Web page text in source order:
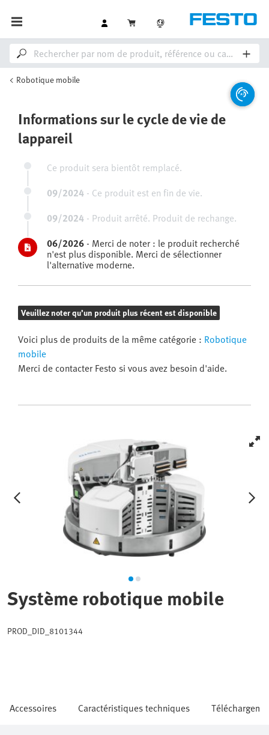
Robotique mobile
Informations sur le cycle de vie de
lappareil
Ce produit sera bientôt remplacé.
09/2024 - Ce produit est en fin de vie.
09/2024 - Produit arrêté. Produit de rechange.
06/2026 - Merci de noter : le produit recherché
n'est plus disponible. Merci de sélectionner
l'alternative moderne.
Veuillez noter qu’un produit plus récent est disponible
Voici plus de produits de la même catégorie : Robotique
mobile
Merci de contacter Festo si vous avez besoin d'aide.
Système robotique mobile
PROD_DID_8101344
Accessoires Caractéristiques techniques